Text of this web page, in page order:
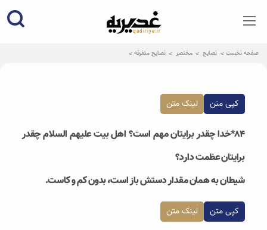
qadiriye.ir
نشریه ی غدیریه-بیانات استاد
صفحه نخست نصایح مختصر نصایح متفرقه
کپی متن لینک متن
۸۴*خدا چقدر برایتان مهم است؟ اهل بیت علیهم السلام چقدر
برایتان عظمت دارد؟
شیطان به همان مقدار دستش باز است، بدون کم و کاست.
کپی متن لینک متن